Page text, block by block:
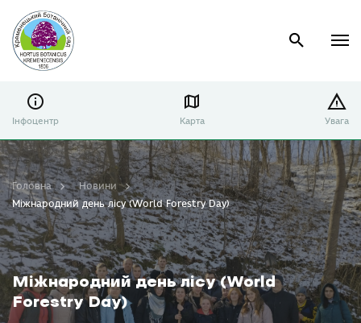
Інфоцентр Карта Увага
Міжнародний день лісу (World
Forestry Day)
Головна
Новини
Міжнародний день лісу (World Forestry Day)